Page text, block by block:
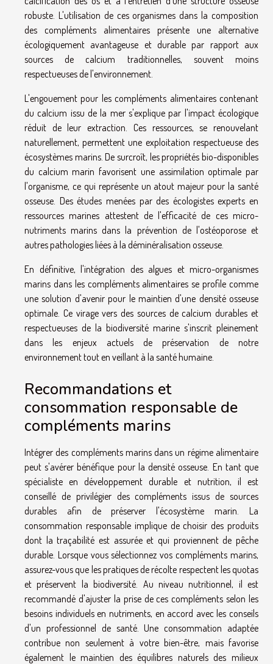
robuste. L'utilisation de ces organismes dans la composition
des compléments alimentaires présente une alternative
écologiquement avantageuse et durable par rapport aux
sources de calcium traditionnelles, souvent moins
respectueuses de l'environnement.
L'engouement pour les compléments alimentaires contenant
du calcium issu de la mer s'explique par l'impact écologique
réduit de leur extraction. Ces ressources, se renouvelant
naturellement, permettent une exploitation respectueuse des
écosystèmes marins. De surcroît, les propriétés bio-disponibles
du calcium marin favorisent une assimilation optimale par
l'organisme, ce qui représente un atout majeur pour la santé
osseuse. Des études menées par des écologistes experts en
ressources marines attestent de l'efficacité de ces micro-
nutriments marins dans la prévention de l'ostéoporose et
autres pathologies liées à la déminéralisation osseuse.
En définitive, l'intégration des algues et micro-organismes
marins dans les compléments alimentaires se profile comme
une solution d'avenir pour le maintien d'une densité osseuse
optimale. Ce virage vers des sources de calcium durables et
respectueuses de la biodiversité marine s'inscrit pleinement
dans les enjeux actuels de préservation de notre
environnement tout en veillant à la santé humaine.
Recommandations et
consommation responsable de
compléments marins
Intégrer des compléments marins dans un régime alimentaire
peut s'avérer bénéfique pour la densité osseuse. En tant que
spécialiste en développement durable et nutrition, il est
conseillé de privilégier des compléments issus de sources
durables afin de préserver l'écosystème marin. La
consommation responsable implique de choisir des produits
dont la traçabilité est assurée et qui proviennent de pêche
durable. Lorsque vous sélectionnez vos compléments marins,
assurez-vous que les pratiques de récolte respectent les quotas
et préservent la biodiversité. Au niveau nutritionnel, il est
recommandé d'ajuster la prise de ces compléments selon les
besoins individuels en nutriments, en accord avec les conseils
d'un professionnel de santé. Une consommation adaptée
contribue non seulement à votre bien-être, mais favorise
également le maintien des équilibres naturels des milieux